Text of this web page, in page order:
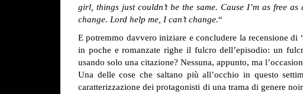
girl, things just couldn’t be the same. Cause I’m as free
change. Lord help me, I can’t change.“
E potremmo davvero iniziare e concludere la recensione
in poche e romanzate righe il fulcro dell’episodio: un
usando solo una citazione? Nessuna, appunto, ma
Una delle cose che saltano più all’occhio in questo
caratterizzazione dei protagonisti di una trama di genere